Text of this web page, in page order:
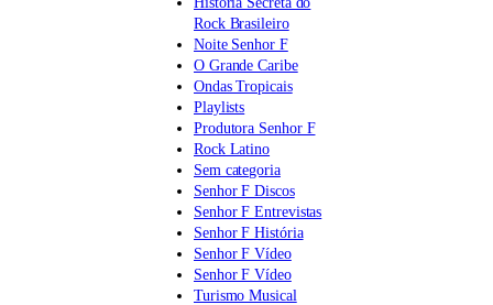
Rock Brasileiro
Noite Senhor F
O Grande Caribe
Ondas Tropicais
Playlists
Produtora Senhor F
Rock Latino
Sem categoria
Senhor F Discos
Senhor F Entrevistas
Senhor F História
Senhor F Vídeo
Senhor F Vídeo
Turismo Musical